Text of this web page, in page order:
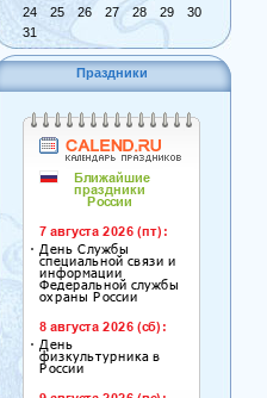
24
25 26 27 28 29
30
31
Праздники